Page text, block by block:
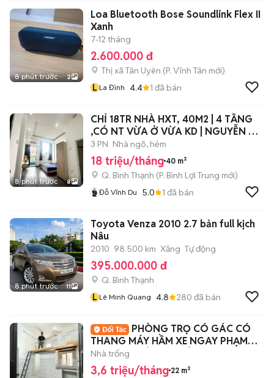
8 phút trước 2
Loa Bluetooth Bose Soundlink Flex II
Xanh
7-12 tháng
2.600.000 đ
Thị xã Tân Uyên (P. Vĩnh Tân mới)
L La Đình 4.4 1 đã bán
8 phút trước 8
CHỈ 18TR NHÀ HXT, 40M2 | 4 TẦNG
,CÓ NT VỪA Ở VỪA KD | NGUYỄN XÍ,
BT.
3 PN Nhà ngõ, hẻm
18 triệu/tháng 40 m²
Q. Bình Thạnh (P. Bình Lợi Trung mới)
Đỗ Vĩnh Du 5.0 1 đã bán
8 phút trước 11
Toyota Venza 2010 2.7 bản full kịch
Nâu
2010 98.500 km Xăng Tự động
395.000.000 đ
Q. Bình Thạnh
L Lê Minh Quang 4.8 280 đã bán
PHÒNG TRỌ CÓ GÁC CÓ
THANG MÁY HẦM XE NGAY PHẠM
VĂN HAI GIÁ SINH VIÊN
Nhà trống
3,6 triệu/tháng 22 m²